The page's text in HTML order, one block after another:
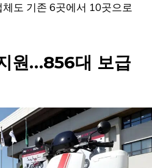
도 기존 6곳에서 10곳으로
원…856대 보급